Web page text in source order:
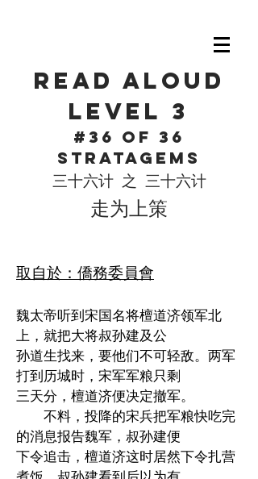
Read Aloud
level 3
#36 of 36
Stratagems
三十六计 之 三十六计
​走为上策
取自於：僑務委員會
魏太帝听到宋国名将檀道济领军北
上，就把大将叔孙建及公
孙道生找来，要他们不可轻敌。两军
打到历城时，宋军军粮只剩
三天分，檀道济便决定撤军。
不料，投降的宋兵把军粮快吃完
的消息报告魏军，叔孙建便
下令追击，檀道济这时居然下令扎营